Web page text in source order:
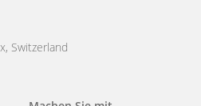
Switzerland